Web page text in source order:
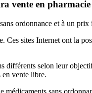
vente en
ordonnance et à un
sites Internet ont la
selon leur
en vente libre.